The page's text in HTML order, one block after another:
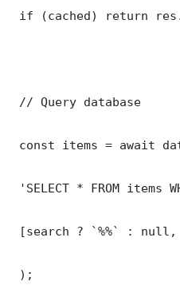
if (cached) return
// Query database
const items = await
'SELECT * FROM items
[search ? `%%` :
);